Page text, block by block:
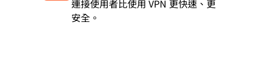
連接使用者比使用 VPN 更快速、更
安全。